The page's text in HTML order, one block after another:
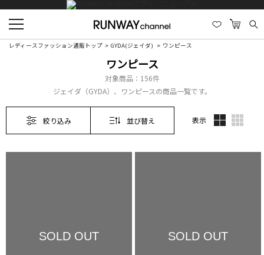
レディースファッション通販トップ GYDA(ジェイダ) ワンピース
ワンピース
対象商品： 156件
ジェイダ（GYDA）、ワンピースの商品一覧です。
絞り込み 並び替え 表示
SOLD OUT SOLD OUT